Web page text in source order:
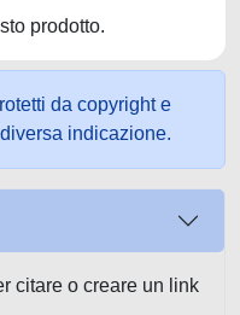
prodotto.
da copyright e
indicazione.
citare o creare un link